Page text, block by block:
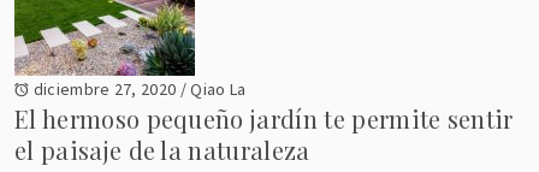
diciembre 27, 2020 /Qiao La
El hermoso pequeño jardín te permite sentir
el paisaje de la naturaleza